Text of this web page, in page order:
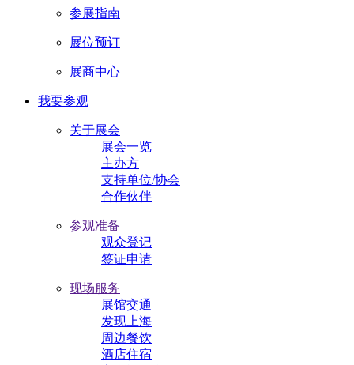
参展指南
展位预订
展商中心
我要参观
关于展会
展会一览
主办方
支持单位/协会
合作伙伴
参观准备
观众登记
签证申请
现场服务
展馆交通
发现上海
周边餐饮
酒店住宿